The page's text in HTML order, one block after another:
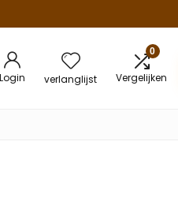
Login verlanglijst
0
Vergelijken